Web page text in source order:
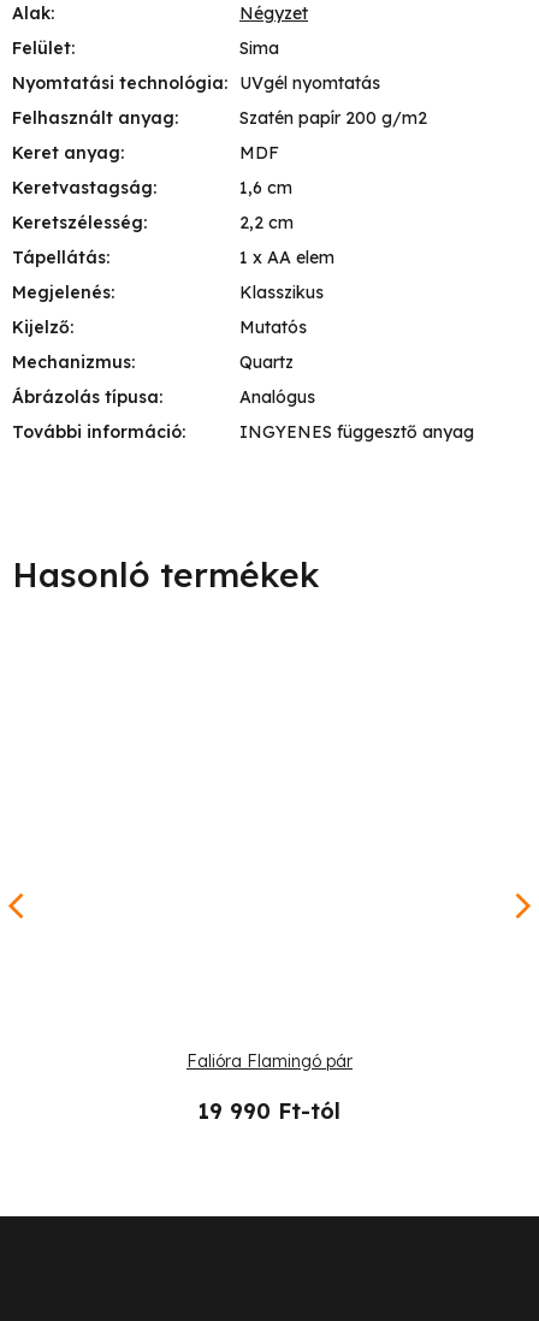
Alak:
Négyzet
Felület:
Sima
Nyomtatási technológia:
UVgél nyomtatás
Felhasznált anyag:
Szatén papír 200 g/m2
Keret anyag:
MDF
Keretvastagság:
1,6 cm
Keretszélesség:
2,2 cm
Tápellátás:
1 x AA elem
Megjelenés:
Klasszikus
Kijelző:
Mutatós
Mechanizmus:
Quartz
Ábrázolás típusa:
Analógus
További információ: INGYENES függesztő anyag
Falióra Flamingó pár
19 990 Ft-tól